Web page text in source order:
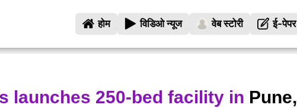
होम विडिओ न्यूज वेब स्टोरी ई-पेपर
launches 250-bed facility in Pune,